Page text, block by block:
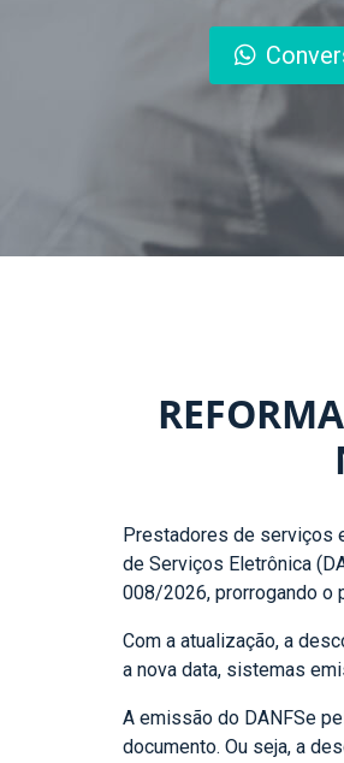
Prestadores de serviços
de Serviços Eletrônica
008/2026, prorrogando o
Com a atualização, a
a nova data, sistemas
A emissão do DANFSe
documento. Ou seja, a